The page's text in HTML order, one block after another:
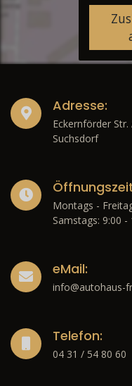
Adresse:
Eckernförder
Suchsdorf
Montags -
Samstags: 9:00 -
eMail:
info@autohaus-
Telefon:
04 31 / 54 80 60